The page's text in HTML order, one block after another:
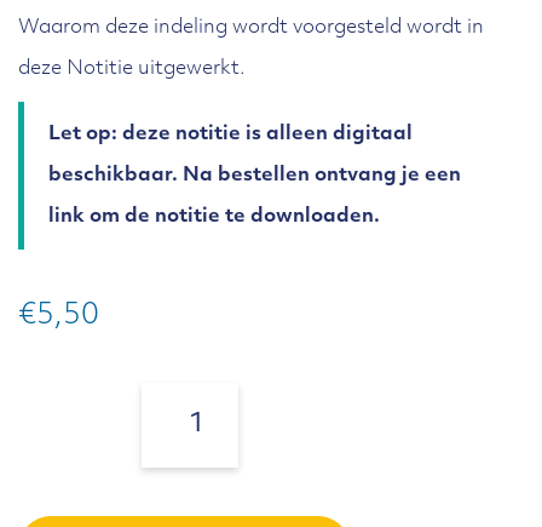
Waarom deze indeling wordt voorgesteld wordt in
deze Notitie uitgewerkt.
Let op: deze notitie is alleen digitaal
beschikbaar. Na bestellen ontvang je een
link om de notitie te downloaden.
€5,50
Afkondigingen
mededelingen